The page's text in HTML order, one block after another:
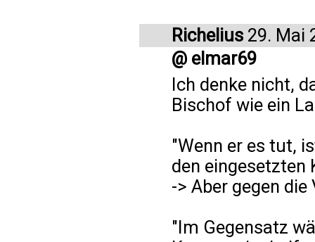
Richelius 29. Mai
@ elmar69
Ich denke nicht,
Bischof wie ein
"Wenn er es tut,
den eingesetzten
-> Aber gegen
"Im Gegensatz